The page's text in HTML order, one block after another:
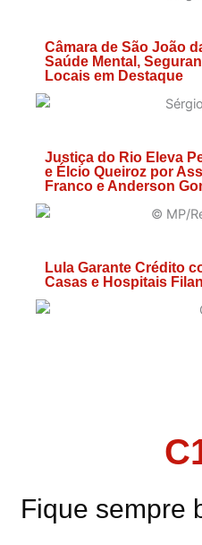
Câmara de São João
Saúde Mental,
Locais em Destaque
Justiça do Rio Eleva
e Élcio Queiroz por
Franco e Anderson
Lula Garante Crédito
Casas e Hospitais
Fique sempre